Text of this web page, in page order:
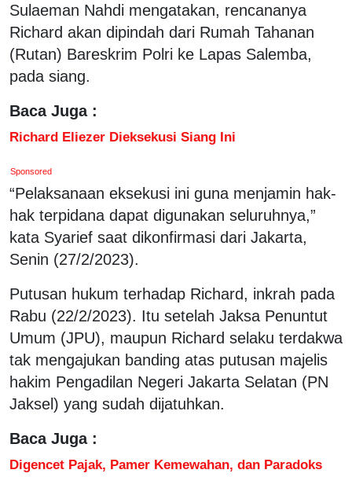
Sulaeman Nahdi mengatakan, rencananya
Richard akan dipindah dari Rumah Tahanan
(Rutan) Bareskrim Polri ke Lapas Salemba,
pada siang.
Baca Juga :
Richard Eliezer Dieksekusi Siang Ini
Sponsored
“Pelaksanaan eksekusi ini guna menjamin hak-
hak terpidana dapat digunakan seluruhnya,”
kata Syarief saat dikonfirmasi dari Jakarta,
Senin (27/2/2023).
Putusan hukum terhadap Richard, inkrah pada
Rabu (22/2/2023). Itu setelah Jaksa Penuntut
Umum (JPU), maupun Richard selaku terdakwa
tak mengajukan banding atas putusan majelis
hakim Pengadilan Negeri Jakarta Selatan (PN
Jaksel) yang sudah dijatuhkan.
Baca Juga :
Digencet Pajak, Pamer Kemewahan, dan Paradoks